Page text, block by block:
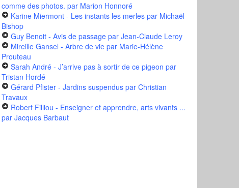
comme des photos. par Marion Honnoré
Karine Miermont - Les instants les merlespar Michaël
Bishop
Guy Benoit - Avis de passagepar Jean-Claude Leroy
Mireille Gansel - Arbre de viepar Marie-Hélène
Prouteau
Sarah André - J’arrive pas à sortir de ce pigeon par
Tristan Hordé
Gérard Pfister - Jardins suspenduspar Christian
Travaux
Robert Filliou - Enseigner et apprendre, arts vivants ...
par Jacques Barbaut